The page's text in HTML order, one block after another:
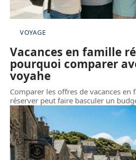
VOYAGE
Vacances en famille
pourquoi comparer
voyahe
Comparer les offres de vacances en
réserver peut faire basculer un